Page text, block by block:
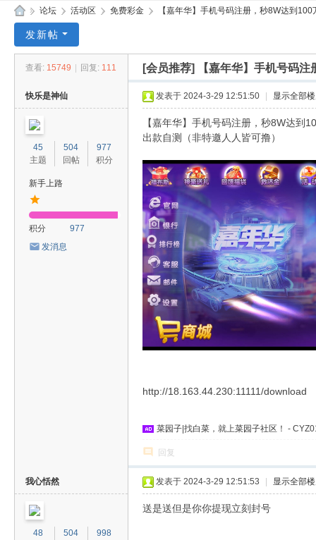
园
» 论坛 › 活动区 › 免费彩金 › 【嘉年华】手机号码注册，秒8W达到
发新帖
查看: 15749 回复: 111 [会员推荐] 【嘉年华】手机号码
快乐是神仙
45
主题
504
回帖
977
积分
新手上路
积分
977
发消息
发表于 2024-3-29 12:51:50 显示全部
【嘉年华】手机号码注册，秒8W达到
出款自测（非特邀人人皆可撸）
http://18.163.44.230:11111/download
菜园子 |找白菜 ，就上菜园子社区 ！ -
回复
我心恬然
48
504
998
发表于 2024-3-29 12:51:53 显示全部
送是送但是你你提现立刻封号